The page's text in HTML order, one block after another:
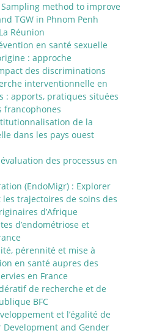
method to improve
TGW in Phnom Penh
Réunion
en santé sexuelle
: approche
des discriminations
interventionnelle en
: apports, pratiques situées
francophones
de la
dans les pays ouest
des processus en
(EndoMigr) : Explorer
trajectoires de soins des
d’Afrique
d’endométriose et
pérennité et mise à
en santé aupres des
en France
de recherche et de
BFC
et l’égalité de
and Gender